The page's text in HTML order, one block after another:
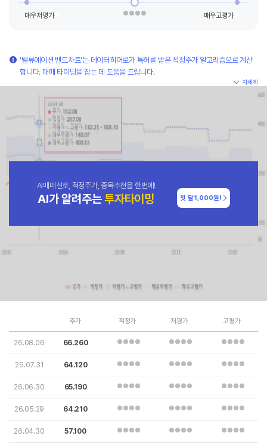
'밸류에이션 밴드차트'는 데이터히어로가 특허를 받은 적정주가 알고리즘으로 계산
합니다. 매매 타이밍을 잡는 데 도움을 드립니다.
자세히
AI매매신호, 적정주가, 종목추천을 한번에!
AI가 알려주는투자타이밍 첫 달1,000원!
주가 적정가 저평가 고평가
26.08.06 66.260
26.07.31 64.120
26.06.30 65.190
26.05.29 64.210
26.04.30 57.100